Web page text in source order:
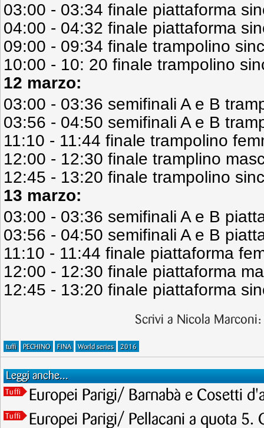
03:00 - 03:34 finale piattaforma
04:00 - 04:32 finale piattaforma
09:00 - 09:34 finale trampolino
10:00 - 10: 20 finale trampolino
12 marzo:
03:00 - 03:36 semifinali A e B
03:56 - 04:50 semifinali A e B
11:10 - 11:44 finale trampolino
12:00 - 12:30 finale tramplino
12:45 - 13:20 finale trampolino
13 marzo:
03:00 - 03:36 semifinali A e B
03:56 - 04:50 semifinali A e B
11:10 - 11:44 finale piattaforma
12:00 - 12:30 finale piattaforma
12:45 - 13:20 finale piattaforma
Scrivi a Nicola Marconi:
tuffi PECHINO FINA World series 2016
Leggi anche...
Tuffi Europei Parigi/ Barnabà e Cosetti
Tuffi
Europei Parigi/ Pellacani a quota 5.